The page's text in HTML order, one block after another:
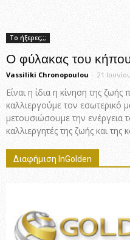
Το ήξερες;;;
Ο φύλακας του
Vassiliki Chronopoulou - 21
Είναι η ίδια η κίνηση της
καλλιεργούμε τον εσωτερικό
μετουσιώσουμε την
καλλιεργητές της ζωής και της
Διαφήμιση InGolden